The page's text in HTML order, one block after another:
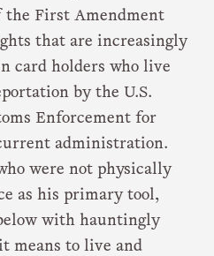
the First Amendment
that are increasingly
card holders who live
by the U.S.
Enforcement for
administration.
were not physically
as his primary tool,
with hauntingly
means to live and